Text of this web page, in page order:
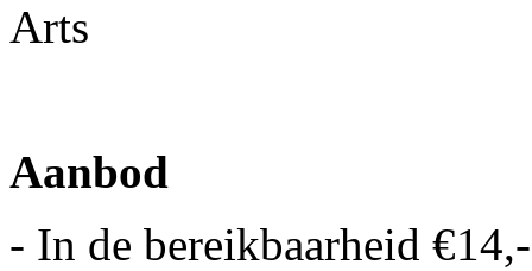
Arts
Aanbod
- In de bereikbaarheid